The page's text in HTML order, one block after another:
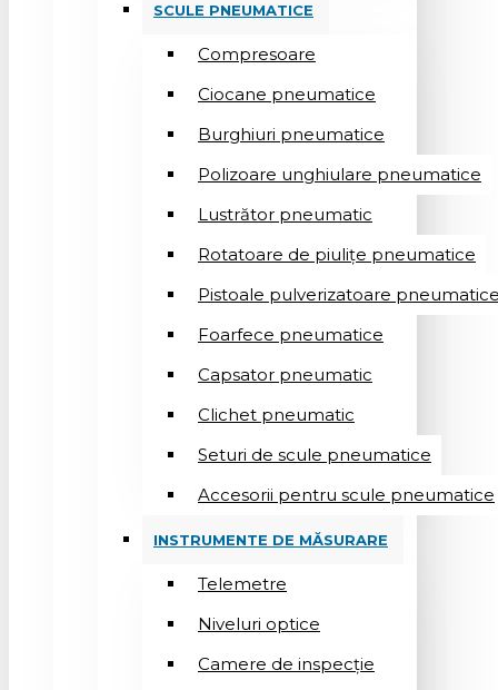
SCULE PNEUMATICE
Compresoare
Ciocane pneumatice
Burghiuri pneumatice
Polizoare unghiulare pneumatice
Lustrător pneumatic
Rotatoare de piulițe pneumatice
Pistoale pulverizatoare
Foarfece pneumatice
Capsator pneumatic
Clichet pneumatic
Seturi de scule pneumatice
Accesorii pentru scule pneumatice
INSTRUMENTE DE MĂSURARE
Telemetre
Niveluri optice
Camere de inspecție